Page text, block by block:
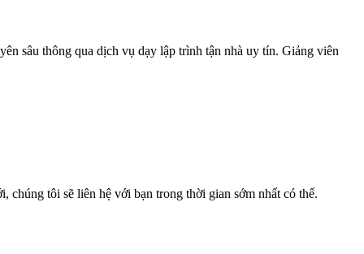
sâu thông qua dịch vụ dạy lập trình tận nhà uy tín. Giảng viên
chúng tôi sẽ liên hệ với bạn trong thời gian sớm nhất có thể.